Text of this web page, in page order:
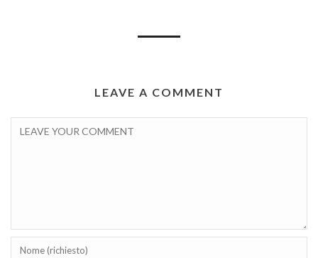
LEAVE A COMMENT